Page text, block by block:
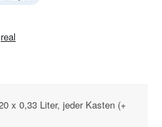
real
x 0,33 Liter, jeder Kasten (+